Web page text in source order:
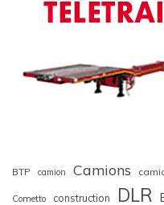
BTP camion Camions
Cometto construction DLR